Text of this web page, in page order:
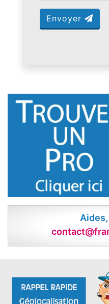
Envoyer